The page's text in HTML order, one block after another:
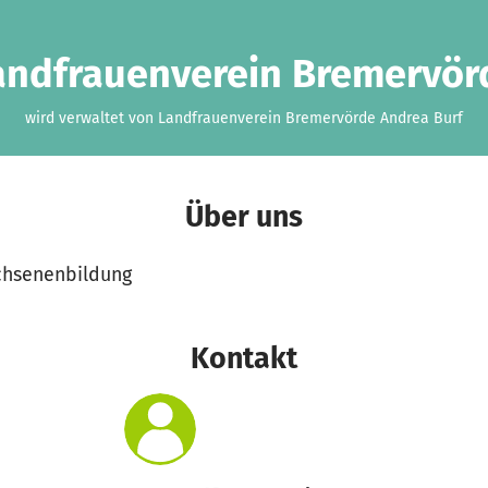
wird verwaltet von Landfrauenverein Bremervörde Andrea Burf
Über uns
Kontakt